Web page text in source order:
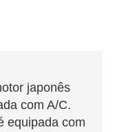
japonês
com A/C.
equipada com